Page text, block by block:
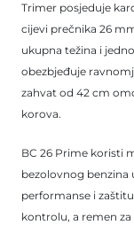
Trimer posjeduje
cijevi prečnika 26
ukupna težina i
obezbjeđuje
zahvat od 42 cm
korova.
BC 26 Prime koristi
bezolovnog benzina
performanse i
kontrolu, a remen